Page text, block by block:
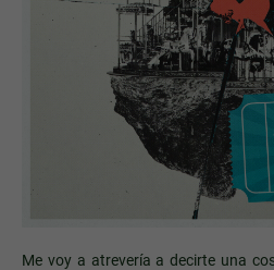
Me voy a atrevería a decirte una